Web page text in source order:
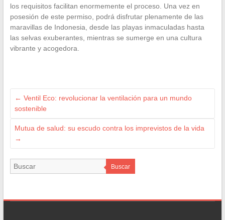
los requisitos facilitan enormemente el proceso. Una vez en
posesión de este permiso, podrá disfrutar plenamente de las
maravillas de Indonesia, desde las playas inmaculadas hasta
las selvas exuberantes, mientras se sumerge en una cultura
vibrante y acogedora.
← Ventil Eco: revolucionar la ventilación para un mundo
sostenible
Mutua de salud: su escudo contra los imprevistos de la vida
→
Buscar